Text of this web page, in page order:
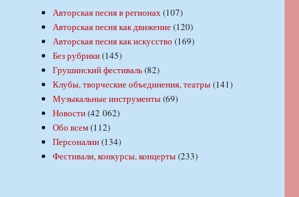
Авторская песня в регионах(107)
Авторская песня как движение(120)
Авторская песня как искусство (169)
Без рубрики(145)
Грушинский фестиваль(82)
Клубы, творческие объединения, театры(141)
Музыкальные инструменты(69)
Новости(42 062)
Обо всем(112)
Персоналии(134)
Фестивали, конкурсы, концерты(233)